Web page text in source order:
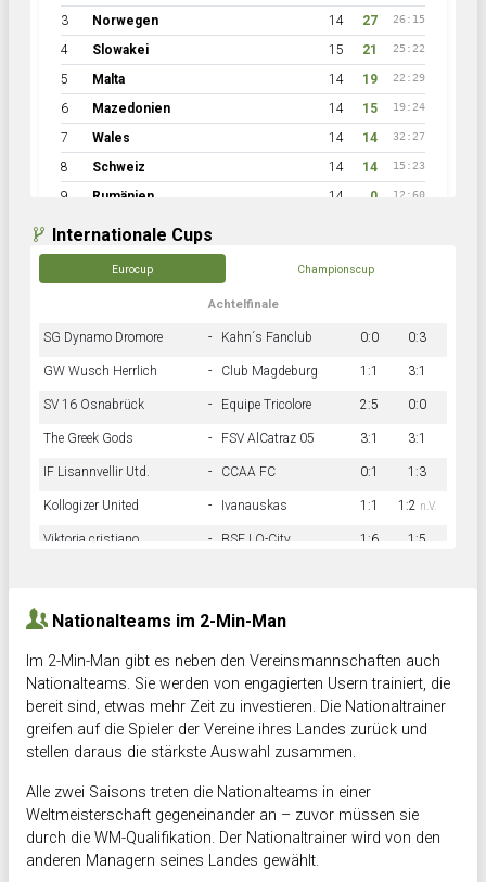
3 Norwegen 14 27 26:15
4 Slowakei 15 21 25:22
5 Malta 14 19 22:29
6 Mazedonien 14 15 19:24
7 Wales 14 14 32:27
8 Schweiz 14 14 15:23
9 Rumänien 14 0 12:60
Internationale Cups
Eurocup Championscup
Achtelfinale
SG Dynamo Dromore - Kahn´s Fanclub 0:0 0:3
GW Wusch Herrlich - Club Magdeburg 1:1 3:1
SV 16 Osnabrück - Equipe Tricolore 2:5 0:0
The Greek Gods - FSV AlCatraz 05 3:1 3:1
IF Lisannvellir Utd. - CCAA FC 0:1 1:3
Kollogizer United - Ivanauskas 1:1 1:2 n.V.
Viktoria cristiano - BSF LO-City 1:6 1:5
Nationalteams im 2-Min-Man
Im 2-Min-Man gibt es neben den Vereinsmannschaften auch
Nationalteams. Sie werden von engagierten Usern trainiert, die
bereit sind, etwas mehr Zeit zu investieren. Die Nationaltrainer
greifen auf die Spieler der Vereine ihres Landes zurück und
stellen daraus die stärkste Auswahl zusammen.
Alle zwei Saisons treten die Nationalteams in einer
Weltmeisterschaft gegeneinander an – zuvor müssen sie
durch die WM-Qualifikation. Der Nationaltrainer wird von den
anderen Managern seines Landes gewählt.